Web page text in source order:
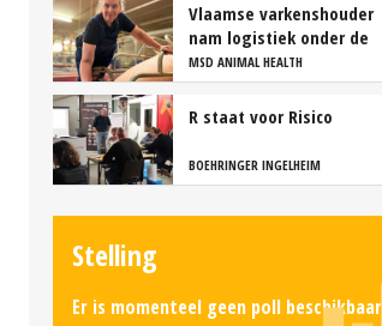
Vlaamse varkenshouder
nam logistiek onder de
loep en spaart personeel
MSD ANIMAL HEALTH
R staat voor Risico
BOEHRINGER INGELHEIM
Stelling
Er is momenteel geen poll beschikbaar.